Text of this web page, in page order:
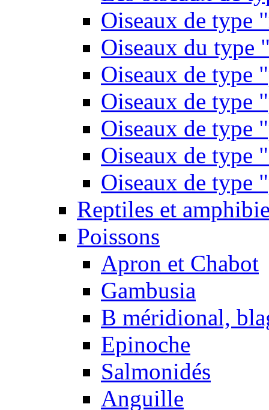
Oiseaux de type
Oiseaux du type
Oiseaux de type
Oiseaux de type
Oiseaux de type
Oiseaux de type
Oiseaux de type
Reptiles et
Poissons
Apron et Chabot
Gambusia
B méridional,
Epinoche
Salmonidés
Anguille